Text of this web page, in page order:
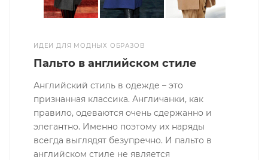
ИДЕИ ДЛЯ МОДНЫХ ОБРАЗОВ
Пальто в английском стиле
Английский стиль в одежде – это
признанная классика. Англичанки, как
правило, одеваются очень сдержанно и
элегантно. Именно поэтому их наряды
всегда выглядят безупречно. И пальто в
английском стиле не является